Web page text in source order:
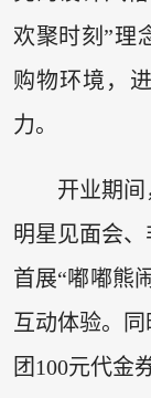
欢聚时刻”理
购物环境，
力。
开业期
明星见面会
首展“嘟嘟熊
互动体验。
团100元代金